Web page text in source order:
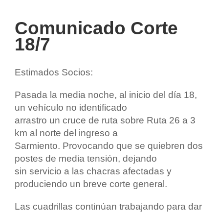
Comunicado Corte
18/7
Estimados Socios:
Pasada la media noche, al inicio del día 18,
un vehículo no identificado
arrastro un cruce de ruta sobre Ruta 26 a 3
km al norte del ingreso a
Sarmiento. Provocando que se quiebren dos
postes de media tensión, dejando
sin servicio a las chacras afectadas y
produciendo un breve corte general.
Las cuadrillas continúan trabajando para dar